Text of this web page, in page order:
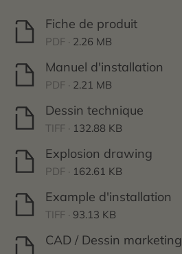
Fiche de produit
PDF · 2.26 MB
Manuel d'installation
PDF · 2.21 MB
Dessin technique
TIFF · 132.88 KB
Explosion drawing
PDF · 162.61 KB
Example d'installation
TIFF · 93.13 KB
CAD / Dessin marketing